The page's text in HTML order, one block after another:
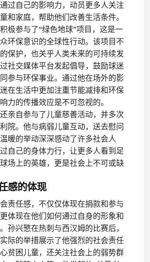
过自己的影响力，动员更多人关注
和家庭，帮助他们改善生活条件。
极参与了“绿色地球”项目，这是一
环保意识的全球性行动。该项目不
保护，也关乎人类未来的可持续发
社交媒体平台发起倡导，鼓励球迷
参与环保事业。通过他在场外的影
在生活中更加注重节能减排和环保
力的传播效应是不可忽视的。
亲自参与了儿童慈善活动，并多次
院。他与病弱儿童互动，送去慰问
暖的举动深深感动了许多社会人
自己的身体力行，让更多人看到足
场上的英雄，更是社会上不可或缺
感的体现
责任感，不仅仅体现在捐款和参与
体现在他们如何通过自身的形象和
孙兴慜在热刺与西汉姆的比赛后，
际的举措展示了他强烈的社会责任
贫困儿童，还关注社会上的弱势群